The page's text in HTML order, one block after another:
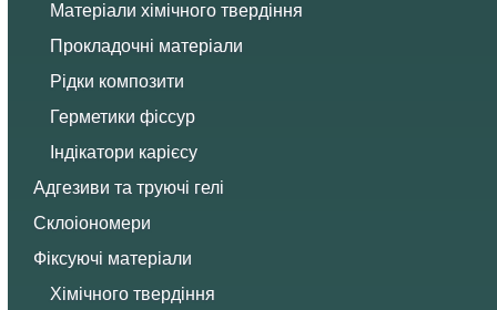
Матеріали хімічного твердіння
Прокладочні матеріали
Рідки композити
Герметики фіссур
Індікатори карієсу
Адгезиви та труючі гелі
Склоіономери
Фіксуючі матеріали
Хімічного твердіння